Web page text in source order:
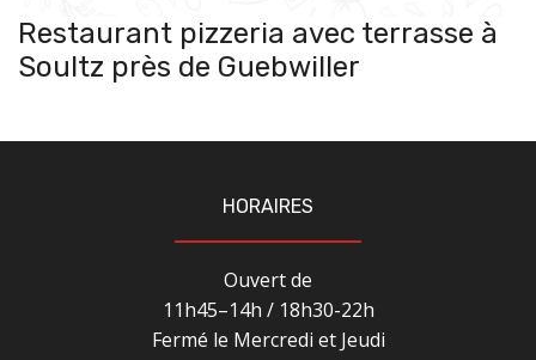
Restaurant pizzeria avec terrasse à
Soultz près de Guebwiller
HORAIRES
Ouvert de
11h45–14h / 18h30-22h
Fermé le Mercredi et Jeudi